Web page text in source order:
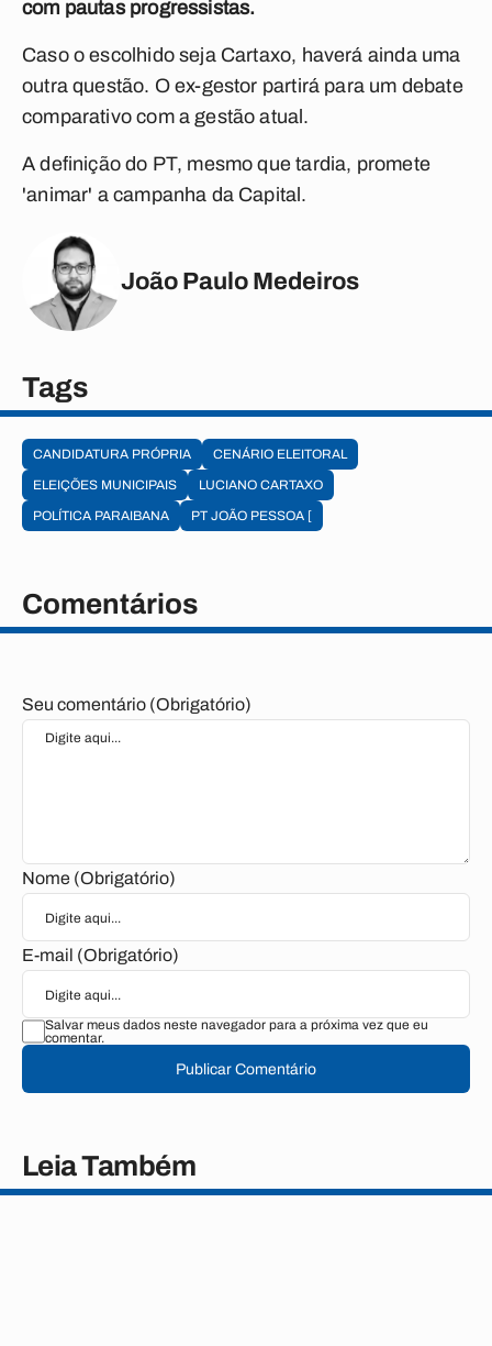
com pautas progressistas.
Caso o escolhido seja Cartaxo, haverá ainda uma
outra questão. O ex-gestor partirá para um debate
comparativo com a gestão atual.
A definição do PT, mesmo que tardia, promete
'animar' a campanha da Capital.
João Paulo Medeiros
Tags
CANDIDATURA PRÓPRIA
CENÁRIO ELEITORAL
ELEIÇÕES MUNICIPAIS
LUCIANO CARTAXO
POLÍTICA PARAIBANA
PT JOÃO PESSOA [
Comentários
Seu comentário (Obrigatório)
Nome (Obrigatório)
E-mail (Obrigatório)
Salvar meus dados neste navegador para a próxima vez que eu
comentar.
Publicar Comentário
Leia Também